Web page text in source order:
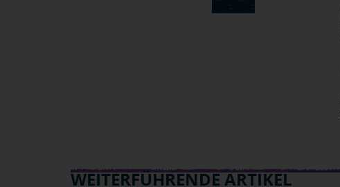
WEITERFÜHRENDE ARTIKEL